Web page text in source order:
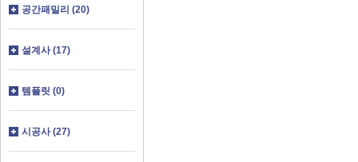
공간패밀리 (20)
설계사 (17)
템플릿 (0)
시공사 (27)